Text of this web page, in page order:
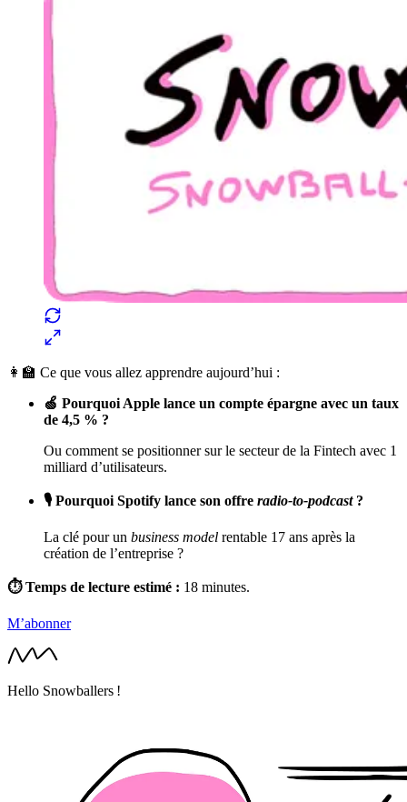
👩‍🏫 Ce que vous allez apprendre aujourd’hui :
🍏 Pourquoi Apple lance un compte épargne avec un taux
de 4,5 % ?
Ou comment se positionner sur le secteur de la Fintech avec 1
milliard d’utilisateurs.
🎙 Pourquoi Spotify lance son offre radio-to-podcast?
La clé pour un business model rentable 17 ans après la
création de l’entreprise ?
⏱ Temps de lecture estimé : 18 minutes.
M’abonner
Hello Snowballers !